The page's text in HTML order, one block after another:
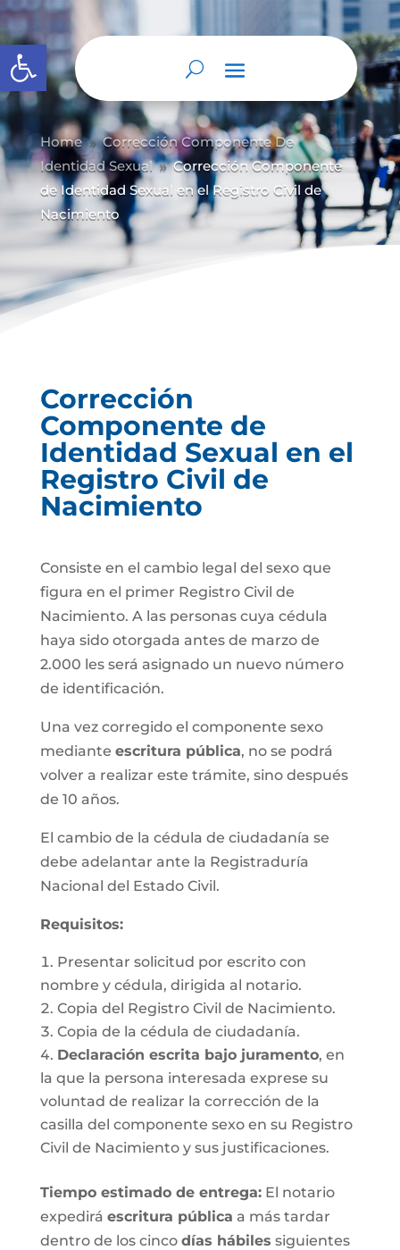
Abrir barra de herramientas
Home 9 Corrección Componente De
Identidad Sexual 9 Corrección Componente
de Identidad Sexual en el Registro Civil de
Nacimiento
Corrección
Componente de
Identidad Sexual en el
Registro Civil de
Nacimiento
Consiste en el cambio legal del sexo que
figura en el primer Registro Civil de
Nacimiento. A las personas cuya cédula
haya sido otorgada antes de marzo de
2.000 les será asignado un nuevo número
de identificación.
Una vez corregido el componente sexo
mediante escritura pública, no se podrá
volver a realizar este trámite, sino después
de 10 años.
El cambio de la cédula de ciudadanía se
debe adelantar ante la Registraduría
Nacional del Estado Civil.
Requisitos:
Presentar solicitud por escrito con
nombre y cédula, dirigida al notario.
Copia del Registro Civil de Nacimiento.
Copia de la cédula de ciudadanía.
Declaración escrita bajo juramento, en
la que la persona interesada exprese su
voluntad de realizar la corrección de la
casilla del componente sexo en su Registro
Civil de Nacimiento y sus justificaciones.
Tiempo estimado de entrega:El notario
expedirá escritura pública a más tardar
dentro de los cinco días hábiles siguientes